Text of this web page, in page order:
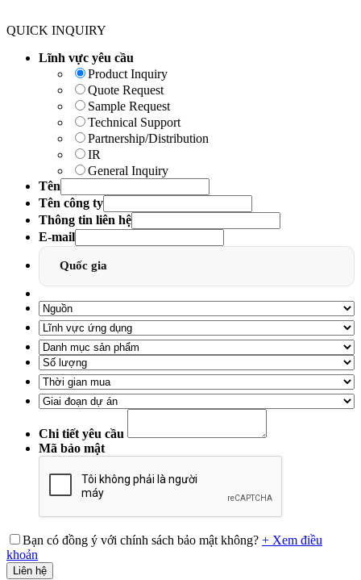
QUICK INQUIRY
Lĩnh vực yêu cầu
Product Inquiry
Quote Request
Sample Request
Technical Support
Partnership/Distribution
IR
General Inquiry
Tên
Tên công ty
Thông tin liên hệ
E-mail
Quốc gia
Chi tiết yêu cầu
Mã bảo mật
Bạn có đồng ý với chính sách bảo mật không? + Xem điều
khoản
Liên hệ